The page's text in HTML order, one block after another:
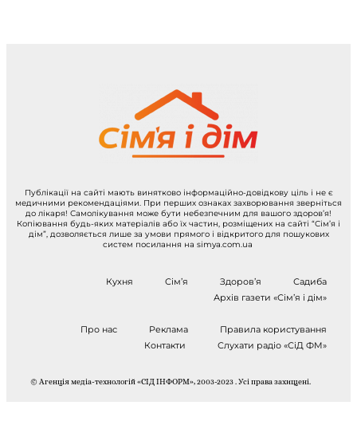
Публікації на сайті мають винятково інформаційно-довідкову ціль і не є
медичними рекомендаціями. При перших ознаках захворювання зверніться
до лікаря! Самолікування може бути небезпечним для вашого здоров’я!
Копіювання будь-яких матеріалів або їх частин, розміщених на сайті “Сім’я і
дім”, дозволяється лише за умови прямого і відкритого для пошукових
систем посилання на simya.com.ua
Кухня Сім’я Здоров’я
Садиба
Архів газети «Сім’я і дім»
Про нас Реклама
Правила користування
Контакти
Слухати радіо «СіД ФМ»
© Агенція медіа-технологій «СІД ІНФОРМ», 2003-2023 . Усі права захищені.